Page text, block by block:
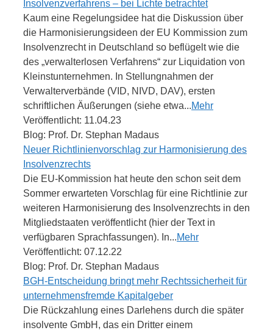
Insolvenzverfahrens – bei Lichte betrachtet
Kaum eine Regelungsidee hat die Diskussion über
die Harmonisierungsideen der EU Kommission zum
Insolvenzrecht in Deutschland so beflügelt wie die
des „verwalterlosen Verfahrens“ zur Liquidation von
Kleinstunternehmen. In Stellungnahmen der
Verwalterverbände (VID, NIVD, DAV), ersten
schriftlichen Äußerungen (siehe etwa...Mehr
Veröffentlicht: 11.04.23
Blog: Prof. Dr. Stephan Madaus
Neuer Richtlinienvorschlag zur Harmonisierung des
Insolvenzrechts
Die EU-Kommission hat heute den schon seit dem
Sommer erwarteten Vorschlag für eine Richtlinie zur
weiteren Harmonisierung des Insolvenzrechts in den
Mitgliedstaaten veröffentlicht (hier der Text in
verfügbaren Sprachfassungen). In...Mehr
Veröffentlicht: 07.12.22
Blog: Prof. Dr. Stephan Madaus
BGH-Entscheidung bringt mehr Rechtssicherheit für
unternehmensfremde Kapitalgeber
Die Rückzahlung eines Darlehens durch die später
insolvente GmbH, das ein Dritter einem